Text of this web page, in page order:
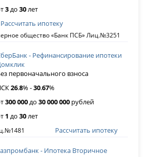
3до30лет
общество «Банк ПСБ» Лиц.№3251
Рассчитать ипотеку
- Рефинансирование ипотеки
первоначального взноса
26.8% -30.67%
300 000до30 000 000 рублей
1 до30лет
Рассчитать ипотеку
- Ипотека Вторичное